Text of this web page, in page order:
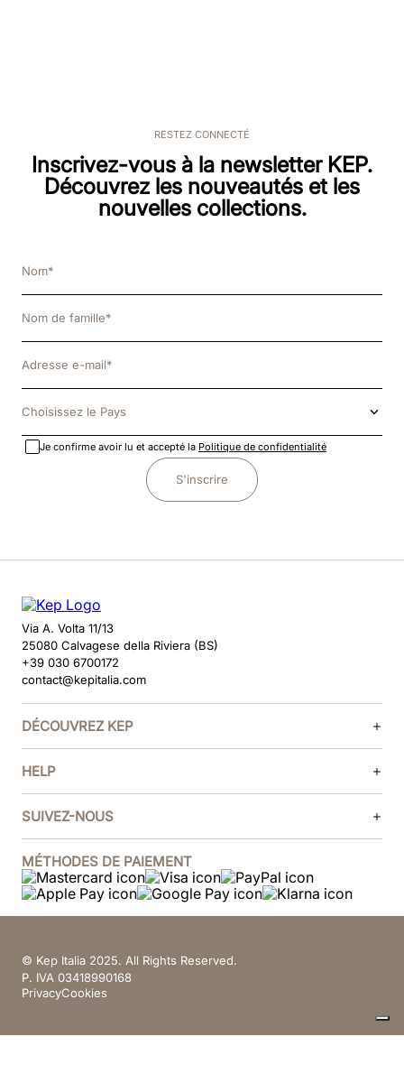
RESTEZ CONNECTÉ
Inscrivez-vous à la newsletter KEP.
Découvrez les nouveautés et les
nouvelles collections.
Choisissez le Pays
Je confirme avoir lu et accepté la Politique de confidentialité
S'inscrire
Via A. Volta 11/13
25080 Calvagese della Riviera (BS)
+39 030 6700172
contact@kepitalia.com
DÉCOUVREZ KEP
HELP
SUIVEZ-NOUS
MÉTHODES DE PAIEMENT
© Kep Italia 2025. All Rights Reserved.
P. IVA 03418990168
PrivacyCookies